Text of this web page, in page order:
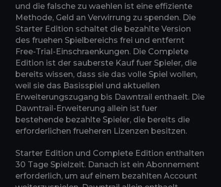
und die falsche zu waehlen ist eine effiziente
Methode, Geld an Verwirrung zu spenden. Die
Starter Edition schaltet die bezahlte Version
des fruehen Spielbereichs frei und entfernt
Free-Trial-Einschraenkungen. Die Complete
Edition ist der sauberste Kauf fuer Spieler, die
bereits wissen, dass sie das volle Spiel wollen,
weil sie das Basisspiel und aktuellen
Erweiterungszugang bis Dawntrail enthaelt. Die
Dawntrail-Erweiterung allein ist fuer
bestehende bezahlte Spieler, die bereits die
erforderlichen frueheren Lizenzen besitzen.
Starter Edition und Complete Edition enthalten
30 Tage Spielzeit. Danach ist ein Abonnement
erforderlich, um auf einem bezahlten Account